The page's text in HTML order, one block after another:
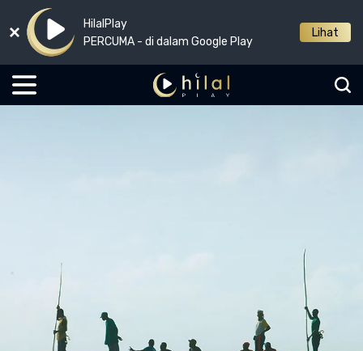
HilalPlay
PERCUMA - di dalam Google Play
Lihat